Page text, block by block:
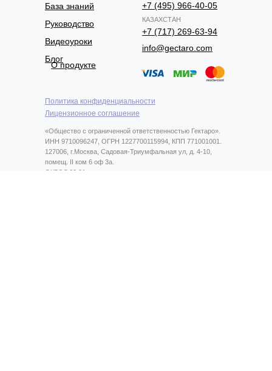
Руководство
Видеоуроки
+7 (495) 966-40-05
info@gectaro.com
Политика конфиденциальности
Лицензионное соглашение
«Общество с ограниченной ответственностью Гектаро».
ИНН 9710096247, ОГРН 1227700115994, КПП 771001001.
127006, г.Москва, Садовая-Триумфальная ул, д. 4-10,
помещ. II ком 6 оф 3а.
ОКВЭД 62.01
База знаний
Блог
О продукте
+7 (717) 269-63-94
КАЗАХСТАН